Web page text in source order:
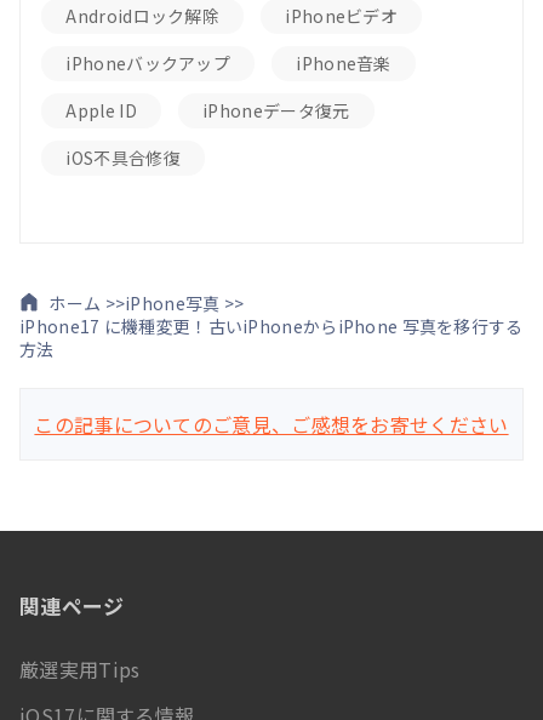
Androidロック解除
iPhoneビデオ
iPhoneバックアップ
iPhone音楽
Apple ID
iPhoneデータ復元
iOS不具合修復
ホーム >>iPhone写真 >>
iPhone17 に機種変更！古いiPhoneからiPhone 写真を移行する
方法
この記事についてのご意見、ご感想をお寄せください
関連ページ
厳選実用Tips